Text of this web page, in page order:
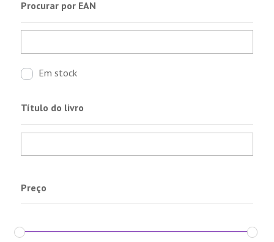
Procurar por EAN
Em stock
Título do livro
Preço